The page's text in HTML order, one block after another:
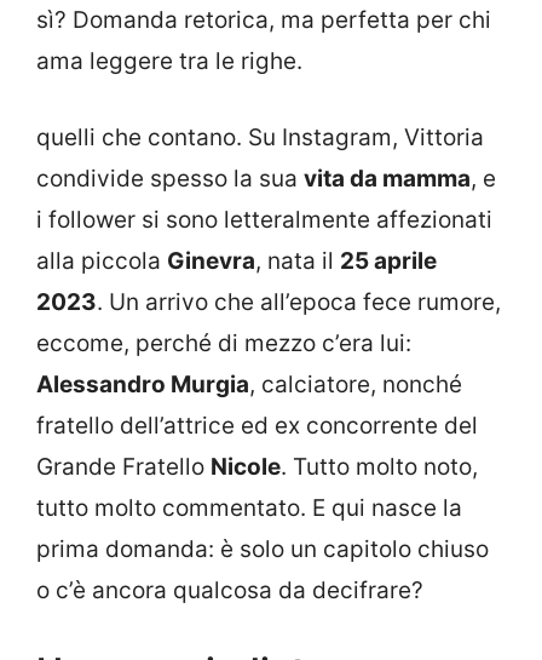
sì? Domanda retorica, ma perfetta per chi
ama leggere tra le righe.
quelli che contano. Su Instagram, Vittoria
condivide spesso la sua vita da mamma, e
i follower si sono letteralmente affezionati
alla piccola Ginevra, nata il 25 aprile
2023. Un arrivo che all’epoca fece rumore,
eccome, perché di mezzo c’era lui:
Alessandro Murgia, calciatore, nonché
fratello dell’attrice ed ex concorrente del
Grande Fratello Nicole. Tutto molto noto,
tutto molto commentato. E qui nasce la
prima domanda: è solo un capitolo chiuso
o c’è ancora qualcosa da decifrare?